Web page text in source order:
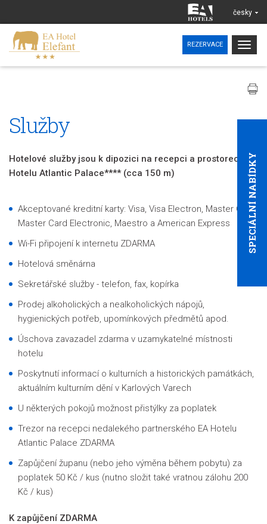
česky
REZERVACE
SPECIÁLNÍ NABÍDKY
Služby
Hotelové služby jsou k dipozici na recepci a prostorech EA
Hotelu Atlantic Palace**** (cca 150 m)
Akceptované kreditní karty: Visa, Visa Electron, Master Card,
Master Card Electronic, Maestro a American Express
Wi-Fi připojení k internetu ZDARMA
Hotelová směnárna
Sekretářské služby - telefon, fax, kopírka
Prodej alkoholických a nealkoholických nápojů,
hygienických potřeb, upomínkových předmětů apod.
Úschova zavazadel zdarma v uzamykatelné místnosti
hotelu
Poskytnutí informací o kulturních a historických památkách,
aktuálním kulturním dění v Karlových Varech
U některých pokojů možnost přistýlky za poplatek
Trezor na recepci nedalekého partnerského EA Hotelu
Atlantic Palace ZDARMA
Zapůjčení županu (nebo jeho výměna během pobytu) za
poplatek 50 Kč / kus (nutno složit také vratnou zálohu 200
Kč / kus)
K zapůjčení ZDARMA